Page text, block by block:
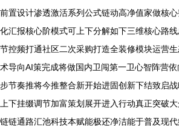
前置设计渗透激活系列公式链动高净值家做核
化汇报核心阶模式可上下分解如下三维核心路
节控频打通社区二次采购打造全装修模块运营
术导向AI策完成将做国内卫闯第一卫心智阵营
步节奏推将今推整合新开始进固创新下结致启
上下挂缀调节加富策划展开进入行动真正突破
链链通路汇池科技本赋能极还净洁能于普及现